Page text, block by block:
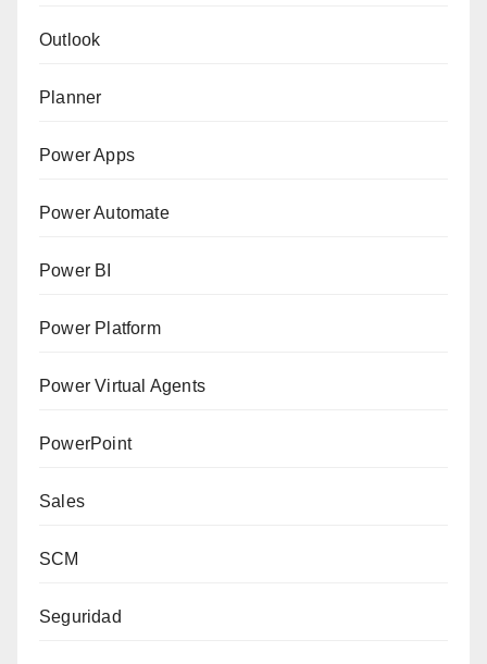
Outlook
Planner
Power Apps
Power Automate
Power BI
Power Platform
Power Virtual Agents
PowerPoint
Sales
SCM
Seguridad